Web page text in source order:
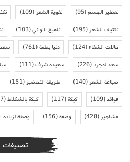
تعطير الجسم(95) تقوية الشعر(109)
تكثيف الشعر(195) تلميع الاواني(103)
حالات الشفاء(124) دنيا بطمة(761)
سعد لمجرد(226) سعيدة شرف(111)
صباغة الشعر(140) طريقة التحضير(151)
فوائد(109) كيكة(117) كيكة بالشكلاط(97)
مشاهير(428) وصفة(156) وصفة لزيادة
تصنيفات